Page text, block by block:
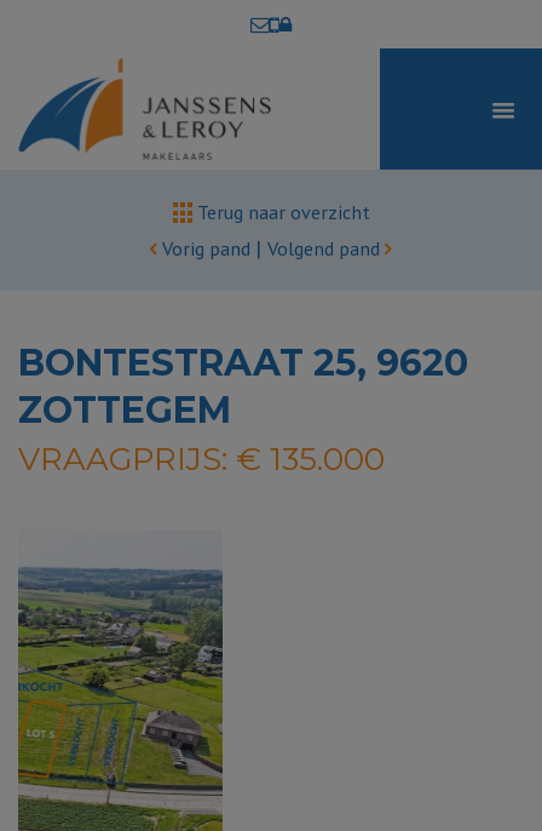
Terug naar overzicht
Vorig pand | Volgend pand
BONTESTRAAT 25, 9620
ZOTTEGEM
VRAAGPRIJS: € 135.000